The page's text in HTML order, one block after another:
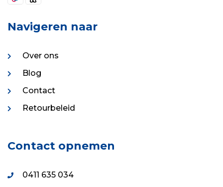
Navigeren naar
Over ons
Blog
Contact
Retourbeleid
Contact opnemen
0411 635 034